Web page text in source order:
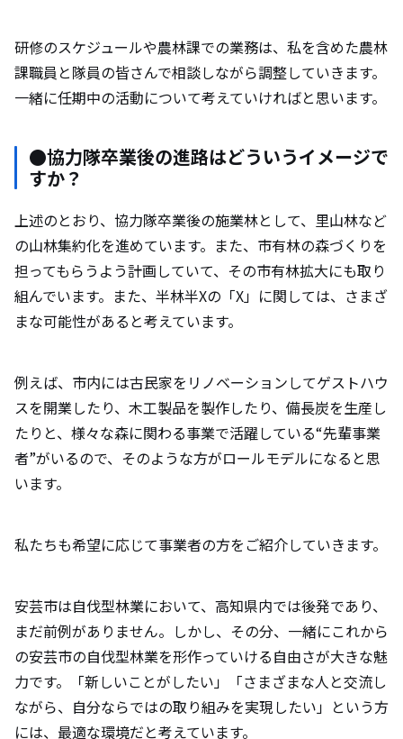
研修のスケジュールや農林課での業務は、私を含めた農林
課職員と隊員の皆さんで相談しながら調整していきます。
一緒に任期中の活動について考えていければと思います。
●協力隊卒業後の進路はどういうイメージで
すか？
上述のとおり、協力隊卒業後の施業林として、里山林など
の山林集約化を進めています。また、市有林の森づくりを
担ってもらうよう計画していて、その市有林拡大にも取り
組んでいます。また、半林半Xの「X」に関しては、さまざ
まな可能性があると考えています。
例えば、市内には古民家をリノベーションしてゲストハウ
スを開業したり、木工製品を製作したり、備長炭を生産し
たりと、様々な森に関わる事業で活躍している“先輩事業
者”がいるので、そのような方がロールモデルになると思
います。
私たちも希望に応じて事業者の方をご紹介していきます。
安芸市は自伐型林業において、高知県内では後発であり、
まだ前例がありません。しかし、その分、一緒にこれから
の安芸市の自伐型林業を形作っていける自由さが大きな魅
力です。「新しいことがしたい」「さまざまな人と交流し
ながら、自分ならではの取り組みを実現したい」という方
には、最適な環境だと考えています。